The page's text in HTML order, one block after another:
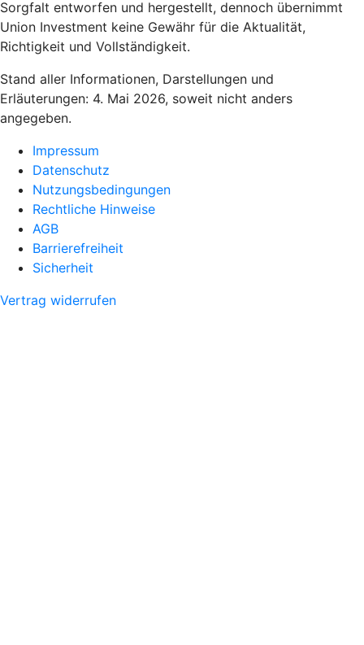
Sorgfalt entworfen und hergestellt, dennoch übernimmt
Union Investment keine Gewähr für die Aktualität,
Richtigkeit und Vollständigkeit.
Stand aller Informationen, Darstellungen und
Erläuterungen: 4. Mai 2026, soweit nicht anders
angegeben.
Impressum
Datenschutz
Nutzungsbedingungen
Rechtliche Hinweise
AGB
Barrierefreiheit
Sicherheit
Vertrag widerrufen